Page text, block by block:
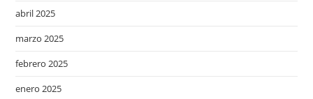
abril 2025
marzo 2025
febrero 2025
enero 2025